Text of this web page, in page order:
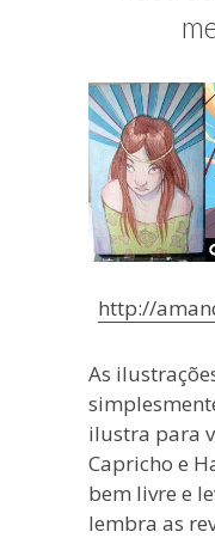
antiga.
http://
As
ilustra para
Capricho e
bem livre e
lembra as